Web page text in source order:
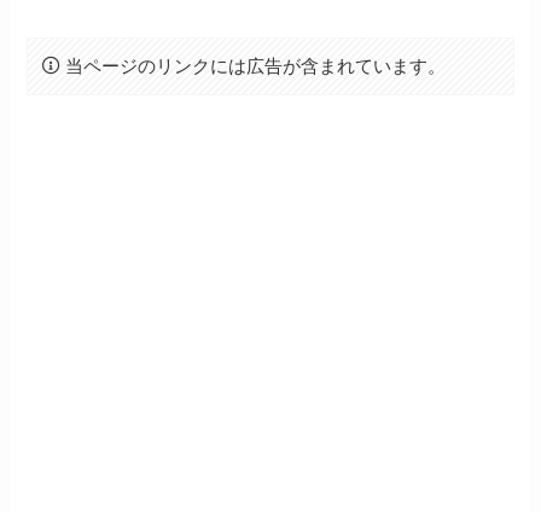
当ページのリンクには広告が含まれています。